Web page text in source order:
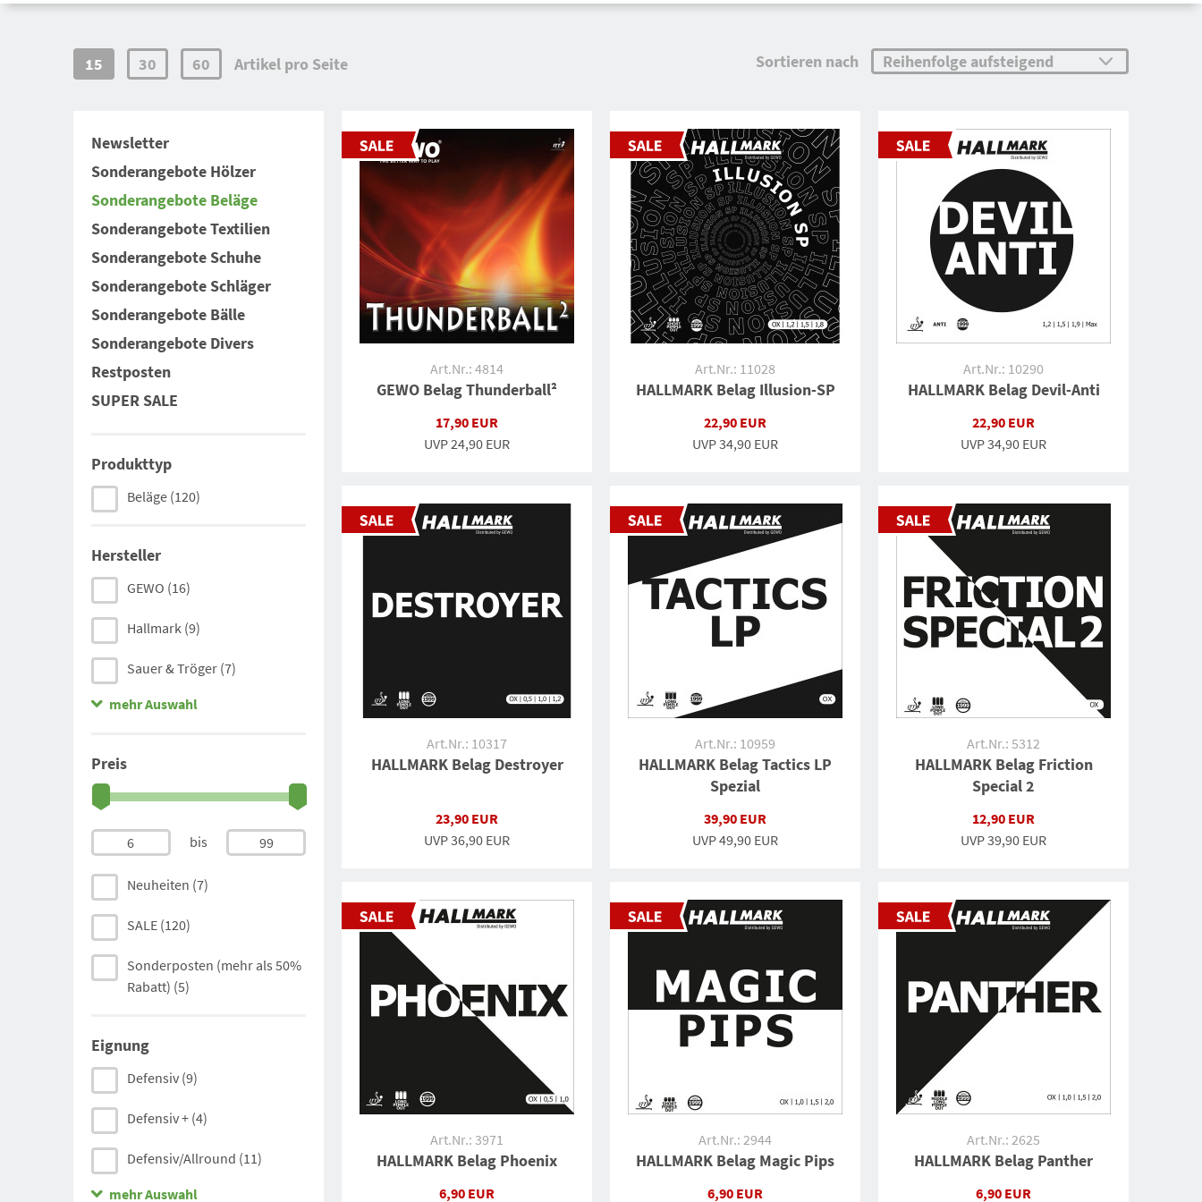
Newsletter
Sonderangebote Hölzer
Sonderangebote Beläge
Sonderangebote Textilien
Sonderangebote Schuhe
Sonderangebote Schläger
Sonderangebote Bälle
Sonderangebote Divers
Restposten
SUPER SALE
Produkttyp
Beläge (120)
Hersteller
GEWO (16)
Hallmark (9)
Sauer & Tröger (7)
Dr. Neubauer
Donic(9)
Andro(9)
Stiga (27)
Nittaku (3)
DHS (5)
Der Materialspezialist (7)
Barna Original
mehr Auswahl
Preis
6 bis 99
Neuheiten (7)
SALE (120)
Sonderposten (mehr als 50%
Rabatt) (5)
Eignung
Defensiv (9)
Defensiv + (4)
Defensiv/Allround (11)
Allround -(2)
mehr Auswahl
15 30 60 Artikel pro Seite Sortieren nach
Art.Nr.: 4814
GEWO Belag Thunderball²
17,90 EUR
UVP24,90 EUR
Art.Nr.: 11028
HALLMARK Belag Illusion-SP
22,90 EUR
UVP34,90 EUR
Art.Nr.: 10290
HALLMARK Belag Devil-Anti
22,90 EUR
UVP34,90 EUR
Art.Nr.: 10317
HALLMARK Belag Destroyer
23,90 EUR
UVP36,90 EUR
Art.Nr.: 10959
HALLMARK Belag Tactics LP
Spezial
39,90 EUR
UVP49,90 EUR
Art.Nr.: 5312
HALLMARK Belag Friction
Special 2
12,90 EUR
UVP39,90 EUR
Art.Nr.: 3971
HALLMARK Belag Phoenix
6,90 EUR
Art.Nr.: 2944
HALLMARK Belag Magic Pips
6,90 EUR
Art.Nr.: 2625
HALLMARK Belag Panther
6,90 EUR